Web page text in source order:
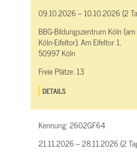
09.10.2026 – 10.10.2026 (2
BBG-Bildungszentrum Köln
Köln-Eifeltor), Am Eifeltor 1,
50997 Köln
Freie Plätze: 13
DETAILS
Kennung:2602GF64
21.11.2026 – 28.11.2026 (2